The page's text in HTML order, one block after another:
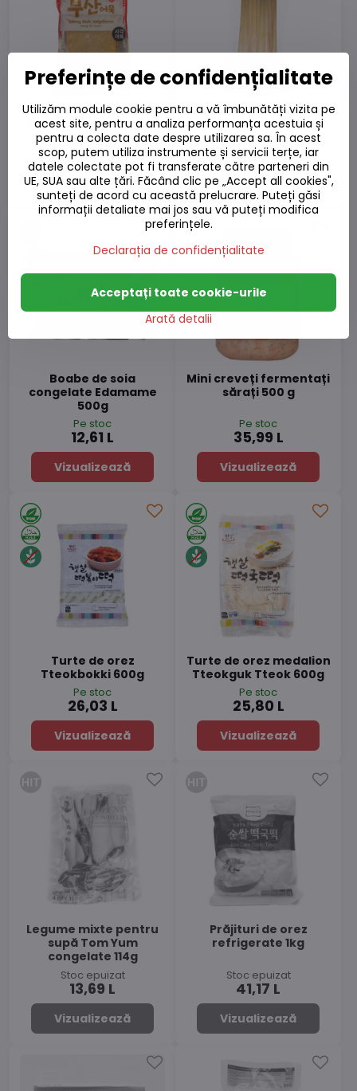
Tort de pește - felii de
pește congelate 450g
Pe stoc
37,45 L
Vizualizează
Iarbă de lămâie
congelată 100g
Pe stoc
7,57 L
Vizualizează
Boabe de soia
congelate Edamame
500g
Pe stoc
12,61 L
Vizualizează
Mini creveți fermentați
sărați 500 g
Pe stoc
35,99 L
Vizualizează
Turte de orez
Tteokbokki 600g
Pe stoc
26,03 L
Vizualizează
Turte de orez medalion
Tteokguk Tteok 600g
Pe stoc
25,80 L
Vizualizează
Legume mixte pentru
supă Tom Yum
congelate 114g
Stoc epuizat
13,69 L
Vizualizează
Prăjituri de orez
refrigerate 1kg
Stoc epuizat
41,17 L
Vizualizează
Preferințe de confidențialitate
Utilizăm module cookie pentru a vă îmbunătăți vizita pe
acest site, pentru a analiza performanța acestuia și
pentru a colecta date despre utilizarea sa. În acest
scop, putem utiliza instrumente și servicii terțe, iar
datele colectate pot fi transferate către parteneri din
UE, SUA sau alte țări. Făcând clic pe „Accept all cookies",
sunteți de acord cu această prelucrare. Puteți găsi
informații detaliate mai jos sau vă puteți modifica
preferințele.
Declarația de confidențialitate
Arată detalii
Acceptați toate cookie-urile